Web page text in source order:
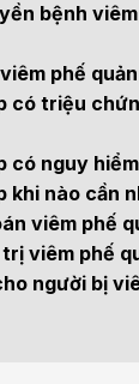
bệnh
phế
có triệu
có nguy
khi nào cần
viêm phế
viêm phế
người bị